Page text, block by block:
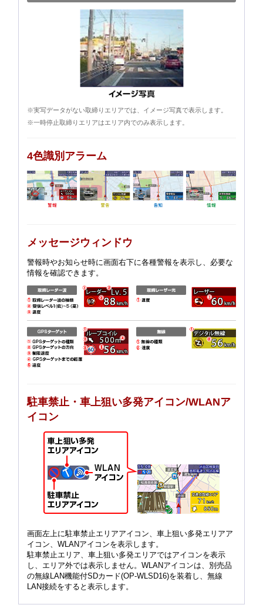
※実写データがない取締りエリアでは、イメージ写真で表示します。
※一時停止取締りエリアはエリア内でのみ表示します。
4色識別アラーム
メッセージウィンドウ
警報時やお知らせ時に画面右下に各種警報を表示し、必要な
情報を確認できます。
駐車禁止・車上狙い多発アイコン/WLANア
イコン
画面左上に駐車禁止エリアアイコン、車上狙い多発エリアア
イコン、WLANアイコンを表示します。
駐車禁止エリア、車上狙い多発エリアではアイコンを表示
し、エリア外では表示しません。WLANアイコンは、別売品
の無線LAN機能付SDカード(OP-WLSD16)を装着し、無線
LAN接続をすると表示します。